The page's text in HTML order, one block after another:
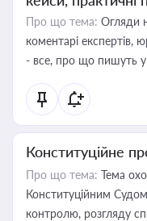
Про що тема: Огляди
коментарі експертів,
- все, про що пишуть у
Конституційне
Про що тема: Тема
Конституційним
контролю, розгляду